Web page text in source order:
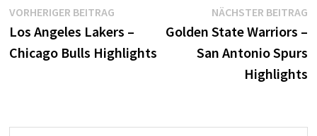
Beitragsnavigation
VORHERIGER BEITRAGVorheriger
Beitrag:
Los Angeles Lakers –
Chicago Bulls Highlights
NÄCHSTER BEITRAG
Golden State Warriors –
San Antonio Spurs
Highlights